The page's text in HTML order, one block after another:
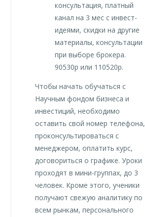
консультация, платный
канал на 3 мес с инвест-
идеями, скидки на другие
материалы, консультации
при выборе брокера.
90530р или 110520р.
Чтобы начать обучаться с
Научным фондом бизнеса и
инвестиций, необходимо
оставить свой номер телефона,
проконсультироваться с
менеджером, оплатить курс,
договориться о графике. Уроки
проходят в мини-группах, до 3
человек. Кроме этого, ученики
получают свежую аналитику по
всем рынкам, персонального